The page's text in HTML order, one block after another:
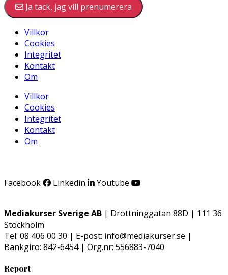
Ja tack, jag vill prenumerera
Villkor
Cookies
Integritet
Kontakt
Om
Villkor
Cookies
Integritet
Kontakt
Om
Facebook Linkedin Youtube
Mediakurser Sverige AB | Drottninggatan 88D | 111 36
Stockholm
Tel: 08 406 00 30 | E-post: info@mediakurser.se |
Bankgiro: 842-6454 | Org.nr: 556883-7040
Report